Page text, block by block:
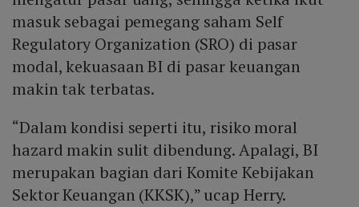
masuk sebagai pemegang saham Self
Regulatory Organization (SRO) di pasar
modal, kekuasaan BI di pasar keuangan
makin tak terbatas.
“Dalam kondisi seperti itu, risiko moral
hazard makin sulit dibendung. Apalagi, BI
merupakan bagian dari Komite Kebijakan
Sektor Keuangan (KKSK),” ucap Herry.